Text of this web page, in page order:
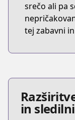
srečo ali pa
tej zabavni
in